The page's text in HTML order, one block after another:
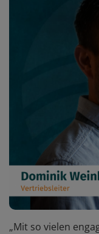
„Mit so vielen